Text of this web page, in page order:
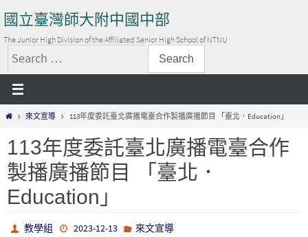
to
content
國立臺灣師大附中國中部
The Junior High Division of the Affiliated Senior High School of NTNU
搜
尋
關
鍵
字:
Home來文宣導 113年度委託臺北廣播電臺合作製播廣播節目 「臺北．Education」
113年度委託臺北廣播電臺合作
製播廣播節目 「臺北．
Education」
教學組 2023-12-13 來文宣導